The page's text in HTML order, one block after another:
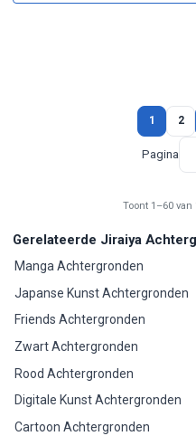
1 2
Pagina
Toont 1–60
Gerelateerde Jiraiya
Manga Achtergronden
Japanse Kunst Achtergronden
Friends Achtergronden
Zwart Achtergronden
Rood Achtergronden
Digitale Kunst Achtergronden
Cartoon Achtergronden